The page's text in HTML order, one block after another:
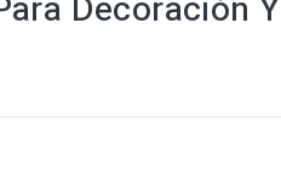
Decoración Y